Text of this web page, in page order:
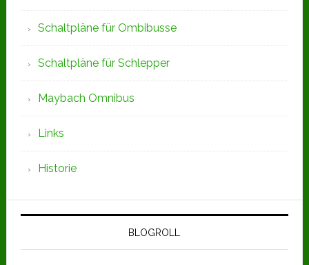
Schaltpläne für Ombibusse
Schaltpläne für Schlepper
Maybach Omnibus
Links
Historie
BLOGROLL